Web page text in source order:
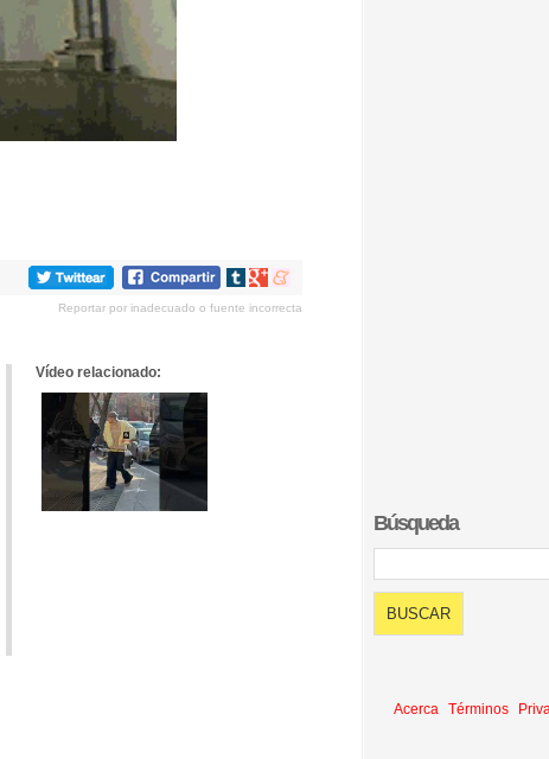
Compartir
tumblr
Compartir
Google+
Compartir
meneame
Reportar por inadecuado o fuente incorrecta
Vídeo relacionado:
Búsqueda
Acerca Términos